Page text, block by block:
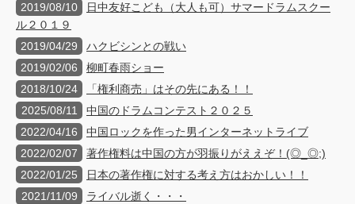
2019/08/10
日中友好こども（大人も可）サマードラムスクー
ル２０１９
2019/04/29
ハクビシンとの戦い
2019/02/06
柳町春雨ショー
2018/10/24
「権利商売」はその先にある！！
2025/08/11
中国のドラムコンテスト２０２５
2022/04/16
中国ロックを作った男インターネットライブ
2022/02/07
著作権料は中国の方が羽振りがええぞ！(◎_◎;)
2022/01/25
日本の著作権に対する考え方はおかしい！！
2021/11/09
ライバル逝く・・・